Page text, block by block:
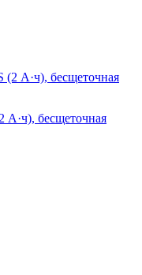
бесщеточная